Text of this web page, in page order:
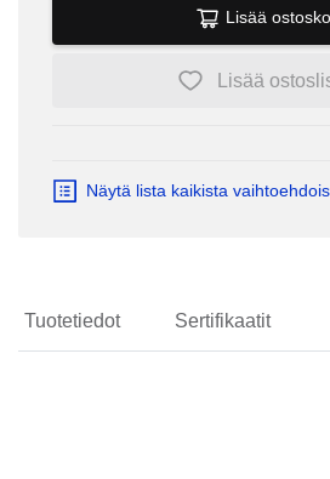
Lisää
Lisää
Näytä lista kaikista
Tuotetiedot Sertifikaatit